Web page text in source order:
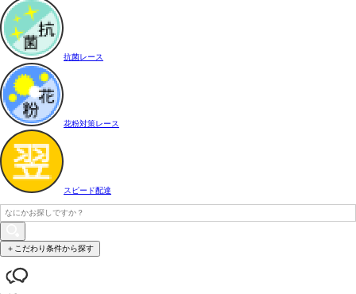
抗菌レース
花粉対策レース
スピード配達
＋こだわり条件から探す